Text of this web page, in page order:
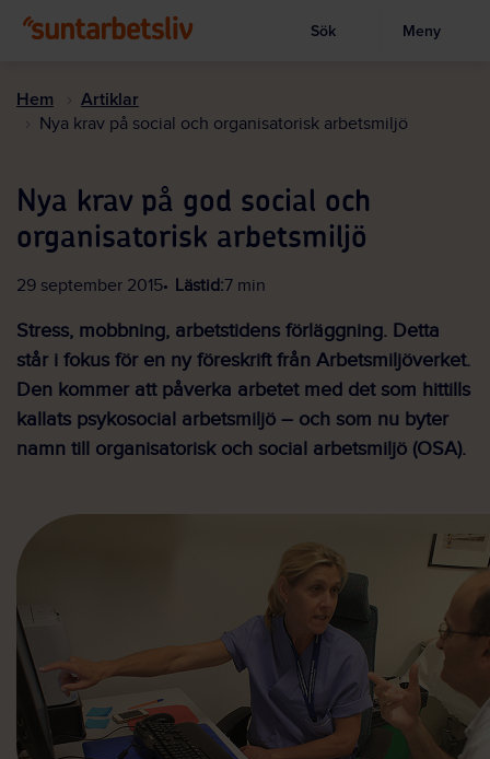
huvudinnehållet
Visa sökruta
Sök Meny
Hem Artiklar
Nya krav på social och organisatorisk arbetsmiljö
Nya krav på god social och
organisatorisk arbetsmiljö
29 september 2015 Lästid:7 min
Stress, mobbning, arbetstidens förläggning. Detta
står i fokus för en ny föreskrift från Arbetsmiljöverket.
Den kommer att påverka arbetet med det som hittills
kallats psykosocial arbetsmiljö – och som nu byter
namn till organisatorisk och social arbetsmiljö (OSA).